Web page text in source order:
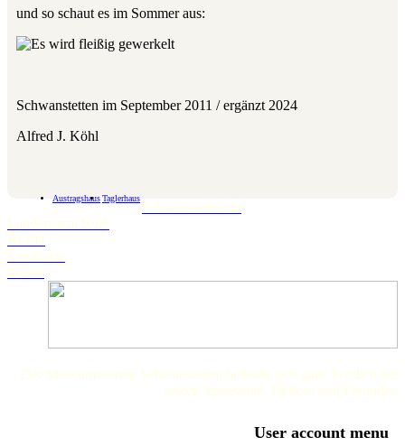
und so schaut es im Sommer aus:
Schwanstetten im September 2011 / ergänzt 2024
Alfred J. Köhl
AustragshausTaglerhaus
Schwanstetten.de
Landratsamt Roth
BLFD
Landkarte
Wetter
Der Museumsverein Schwanstetten bedankt sich ganz herzlich bei
seinen Sponsoren, Helfern und Freunden
User account menu